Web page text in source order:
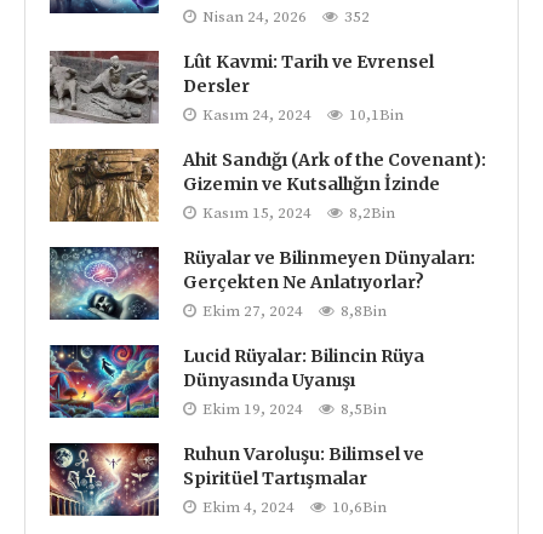
Nisan 24, 2026 352
Lût Kavmi: Tarih ve Evrensel
Dersler
Kasım 24, 2024 10,1Bin
Ahit Sandığı (Ark of the Covenant):
Gizemin ve Kutsallığın İzinde
Kasım 15, 2024 8,2Bin
Rüyalar ve Bilinmeyen Dünyaları:
Gerçekten Ne Anlatıyorlar?
Ekim 27, 2024 8,8Bin
Lucid Rüyalar: Bilincin Rüya
Dünyasında Uyanışı
Ekim 19, 2024 8,5Bin
Ruhun Varoluşu: Bilimsel ve
Spiritüel Tartışmalar
Ekim 4, 2024 10,6Bin